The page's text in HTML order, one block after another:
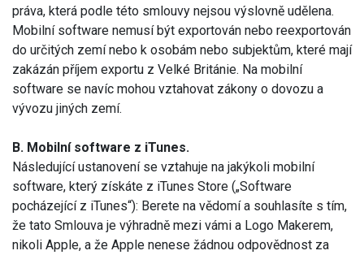
práva, která podle této smlouvy nejsou výslovně udělena.
Mobilní software nemusí být exportován nebo reexportován
do určitých zemí nebo k osobám nebo subjektům, které mají
zakázán příjem exportu z Velké Británie. Na mobilní
software se navíc mohou vztahovat zákony o dovozu a
vývozu jiných zemí.
B. Mobilní software z iTunes.
Následující ustanovení se vztahuje na jakýkoli mobilní
software, který získáte z iTunes Store („Software
pocházející z iTunes“): Berete na vědomí a souhlasíte s tím,
že tato Smlouva je výhradně mezi vámi a Logo Makerem,
nikoli Apple, a že Apple nenese žádnou odpovědnost za